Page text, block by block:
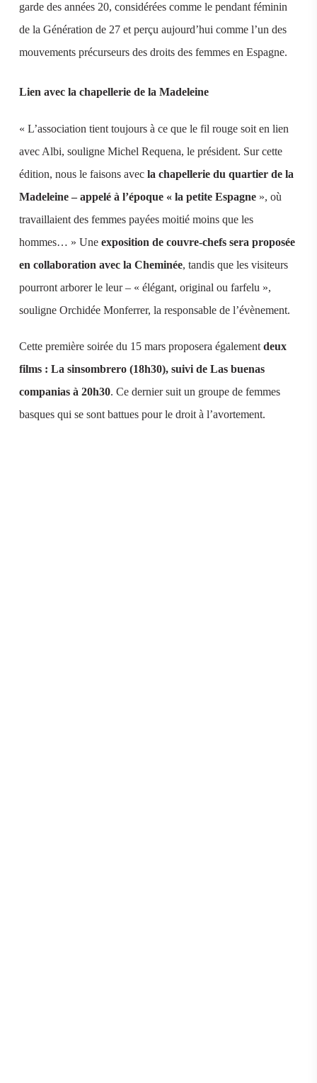
garde des années 20, considérées comme le pendant féminin
de la Génération de 27 et perçu aujourd’hui comme l’un des
mouvements précurseurs des droits des femmes en Espagne.
Lien avec la chapellerie de la Madeleine
« L’association tient toujours à ce que le fil rouge soit en lien
avec Albi, souligne Michel Requena, le président. Sur cette
édition, nous le faisons avec la chapellerie du quartier de la
Madeleine – appelé à l’époque « la petite Espagne», où
travaillaient des femmes payées moitié moins que les
hommes… » Une exposition de couvre-chefs sera proposée
en collaboration avec la Cheminée, tandis que les visiteurs
pourront arborer le leur – « élégant, original ou farfelu »,
souligne Orchidée Monferrer, la responsable de l’évènement.
Cette première soirée du 15 mars proposera également deux
films : La sinsombrero (18h30), suivi de Las buenas
companias à 20h30. Ce dernier suit un groupe de femmes
basques qui se sont battues pour le droit à l’avortement.